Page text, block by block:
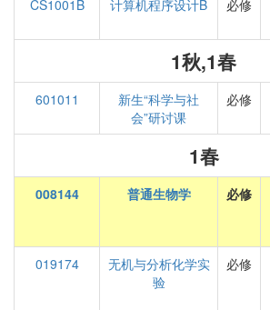
CS1001B
计算机程序设计B 必修
1秋,1春
601011
新生“科学与社
会”研讨课
必修
1春
008144 普通生物学 必修
019174
无机与分析化学实
验
必修